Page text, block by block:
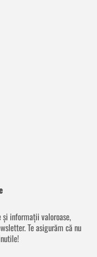
și informații valoroase,
Te asigurăm că nu